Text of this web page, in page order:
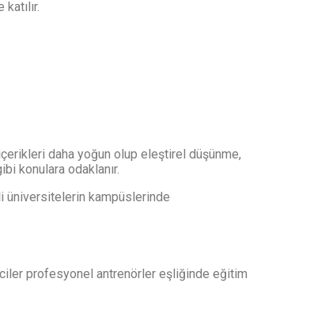
daha yoğun olup eleştirel düşünme,
konulara odaklanır.
üniversitelerin kampüslerinde
profesyonel antrenörler eşliğinde eğitim